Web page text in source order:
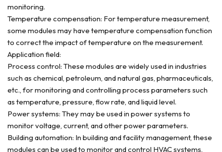
monitoring.
Temperature compensation: For temperature measurement,
some modules may have temperature compensation function
to correct the impact of temperature on the measurement.
Application field:
Process control: These modules are widely used in industries
such as chemical, petroleum, and natural gas, pharmaceuticals,
etc., for monitoring and controlling process parameters such
as temperature, pressure, flow rate, and liquid level.
Power systems: They may be used in power systems to
monitor voltage, current, and other power parameters.
Building automation: In building and facility management, these
modules can be used to monitor and control HVAC systems,